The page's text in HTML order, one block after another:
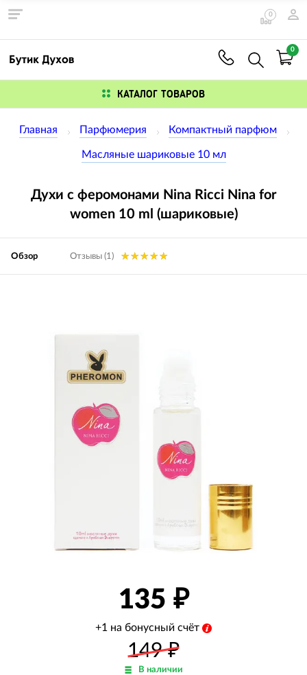
0
0
КАТАЛОГ ТОВАРОВ
Главная Парфюмерия Компактный парфюм
Масляные шариковые 10 мл
Духи с феромонами Nina Ricci Nina for
women 10 ml (шариковые)
Обзор Отзывы (1)
135
+1 на бонусный счёт
149₽
В наличии